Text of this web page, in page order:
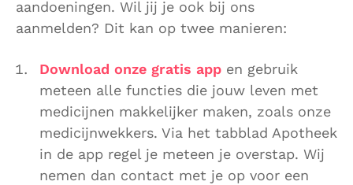
aandoeningen. Wil jij je ook bij ons
aanmelden? Dit kan op twee manieren:
Download onze gratis app en gebruik
meteen alle functies die jouw leven met
medicijnen makkelijker maken, zoals onze
medicijnwekkers. Via het tabblad Apotheek
in de app regel je meteen je overstap. Wij
nemen dan contact met je op voor een